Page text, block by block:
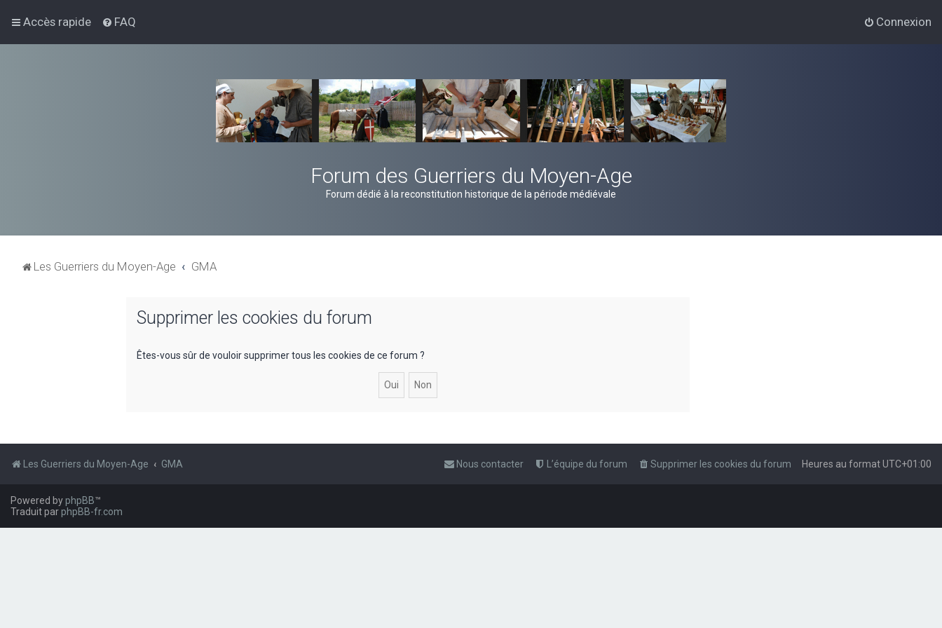
Accès rapide FAQ Connexion
Forum des Guerriers du Moyen-Age
Forum dédié à la reconstitution historique de la période médiévale
Les Guerriers du Moyen-Age GMA
Supprimer les cookies du forum
Êtes-vous sûr de vouloir supprimer tous les cookies de ce forum ?
Les Guerriers du Moyen-Age GMA Heures au formatUTC+01:00
Supprimer les cookies du forum
L’équipe du forum
Nous contacter
Powered byphpBB™
Traduit parphpBB-fr.com